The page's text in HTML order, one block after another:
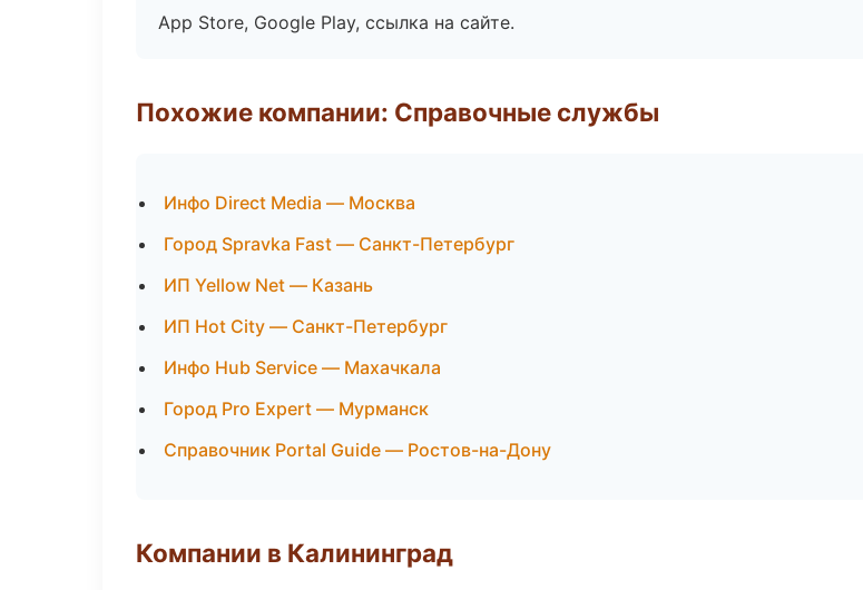
App Store, Google Play, ссылка на сайте.
Похожие компании: Справочные службы
Инфо Direct Media — Москва
Город Spravka Fast — Санкт-Петербург
ИП Yellow Net — Казань
ИП Hot City — Санкт-Петербург
Инфо Hub Service — Махачкала
Город Pro Expert — Мурманск
Справочник Portal Guide — Ростов-на-Дону
Компании в Калининград